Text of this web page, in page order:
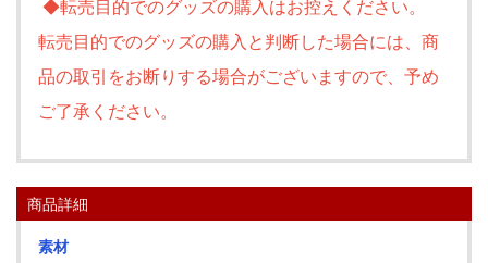
◆転売目的でのグッズの購入はお控えください。
転売目的でのグッズの購入と判断した場合には、商
品の取引をお断りする場合がございますので、予め
ご了承ください。
商品詳細
素材